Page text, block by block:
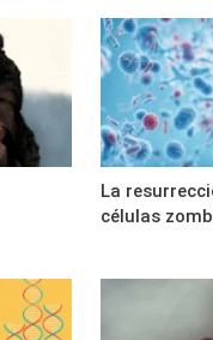
La
células